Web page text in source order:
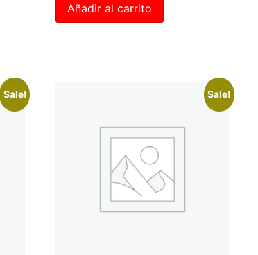
Añadir al carrito
Sale! Sale!